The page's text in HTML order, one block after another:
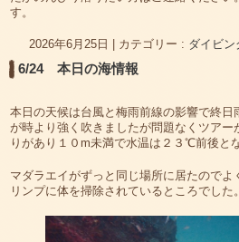
す。
2026年6月25日 カテゴリー : ダイビン
6/24 本日の海情報
本日の天候は台風と梅雨前線の影響で終
が時より強く吹きましたが問題なくツアー
りがあり１０m未満で水温は２３℃前後と
マダラエイがずっと同じ場所に居たのでよ
リンプに体を掃除されているところでした。